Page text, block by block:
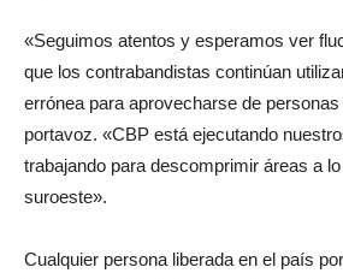
«Seguimos atentos y esperamos ver
que los contrabandistas continúan
errónea para aprovecharse de
portavoz. «CBP está ejecutando
trabajando para descomprimir áreas a
suroeste».
Cualquier persona liberada en el país